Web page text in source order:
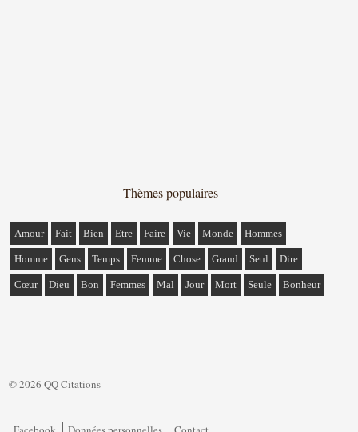
Thèmes populaires
Amour Fait Bien Etre Faire Vie Monde Hommes
Homme Gens Temps Femme Chose Grand Seul Dire
Cœur Dieu Bon Femmes Mal Jour Mort Seule Bonheur
© 2026 QQ Citations